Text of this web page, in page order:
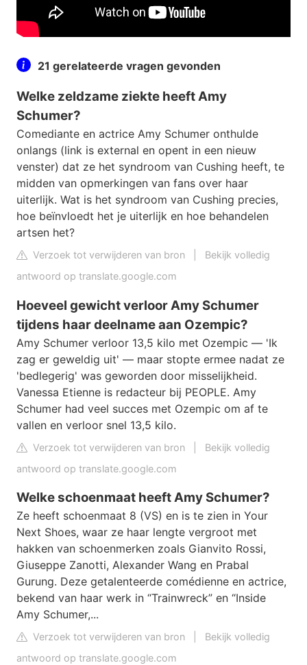
21 gerelateerde vragen gevonden
Welke zeldzame ziekte heeft Amy
Schumer?
Comediante en actrice Amy Schumer onthulde
onlangs (link is external en opent in een nieuw
venster) dat ze het syndroom van Cushing heeft, te
midden van opmerkingen van fans over haar
uiterlijk. Wat is het syndroom van Cushing precies,
hoe beïnvloedt het je uiterlijk en hoe behandelen
artsen het?
Verzoek tot verwijderen van bron
Bekijk volledig
antwoord op translate.google.com
Hoeveel gewicht verloor Amy Schumer
tijdens haar deelname aan Ozempic?
Amy Schumer verloor 13,5 kilo met Ozempic — 'Ik
zag er geweldig uit' — maar stopte ermee nadat ze
'bedlegerig' was geworden door misselijkheid.
Vanessa Etienne is redacteur bij PEOPLE. Amy
Schumer had veel succes met Ozempic om af te
vallen en verloor snel 13,5 kilo.
Verzoek tot verwijderen van bron
Bekijk volledig
antwoord op translate.google.com
Welke schoenmaat heeft Amy Schumer?
Ze heeft schoenmaat 8 (VS) en is te zien in Your
Next Shoes, waar ze haar lengte vergroot met
hakken van schoenmerken zoals Gianvito Rossi,
Giuseppe Zanotti, Alexander Wang en Prabal
Gurung. Deze getalenteerde comédienne en actrice,
bekend van haar werk in “Trainwreck” en “Inside
Amy Schumer,...
Verzoek tot verwijderen van bron
Bekijk volledig
antwoord op translate.google.com